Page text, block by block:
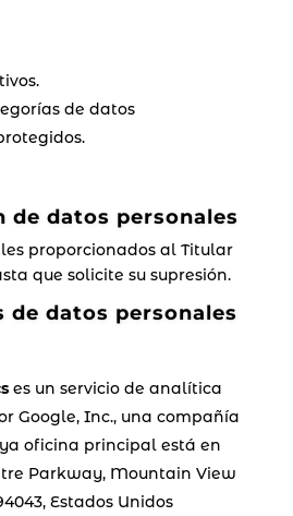
de datos
de datos personales
proporcionados al Titular
que solicite su supresión.
de datos personales
es un servicio de analítica
Google, Inc., una compañía
oficina principal está en
Parkway, Mountain View
Estados Unidos